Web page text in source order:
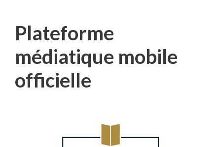
Plateforme
médiatique mobile
officielle